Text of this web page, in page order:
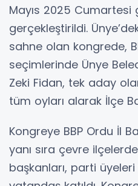
Mayıs 2025 Cumartesi
gerçekleştirildi.
sahne olan kongrede,
seçimlerinde Ünye
Zeki Fidan, tek aday
tüm oyları alarak İlçe
Kongreye BBP Ordu İl
yanı sıra çevre
başkanları, parti